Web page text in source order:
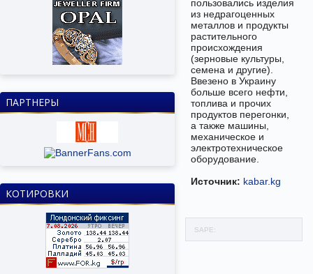
ПАРТНЕРЫ
КОТИРОВКИ
пользовались изделия
из недрагоценных
металлов и продукты
растительного
происхождения
(зерновые культуры,
семена и другие).
Ввезено в Украину
больше всего нефти,
топлива и прочих
продуктов перегонки,
а также машины,
механическое и
электротехническое
оборудование.
Источник: kabar.kg
SAPE: